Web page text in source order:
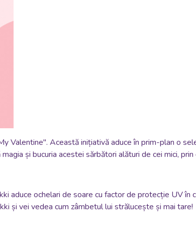
Valentine". Această inițiativă aduce în prim-plan o
și bucuria acestei sărbători alături de cei mici,
aduce ochelari de soare cu factor de protecție UV
și vei vedea cum zâmbetul lui strălucește și mai tare!